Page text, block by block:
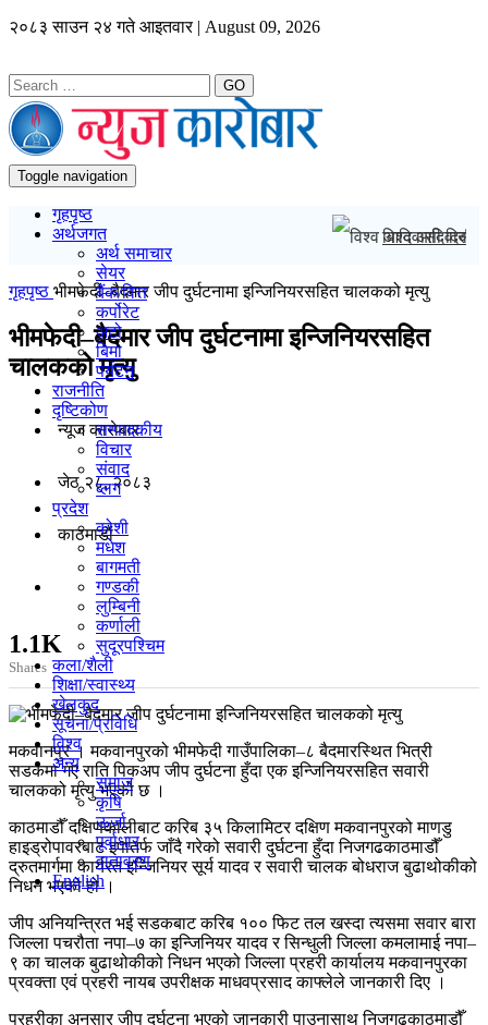
२०८३ साउन २४ गते आइतवार | August 09, 2026
GO
Toggle navigation
गृहपृष्ठ
अर्थजगत
अर्थ समाचार
सेयर
बैंक/वित्त
कर्पोरेट
अटो
बिमा
पर्यटन
राजनीति
दृष्टिकोण
सम्पादकीय
विचार
संवाद
ब्लग
प्रदेश
कोशी
मधेश
बागमती
गण्डकी
लुम्बिनी
कर्णाली
सुदूरपश्चिम
कला/शैली
शिक्षा/स्वास्थ्य
खेलकुद
सूचना/प्रविधि
विश्व
अन्य
समाज
कृषि
ऊर्जा
पूर्वाधार
वातावरण
English
विश्व आदिवासी
गृहपृष्ठ भीमफेदी–बैदमार जीप दुर्घटनामा इन्जिनियरसहित चालकको मृत्यु
भीमफेदी–बैदमार जीप दुर्घटनामा इन्जिनियरसहित
चालकको मृत्यु
न्यूज काराेबार
जेठ २८, २०८३
काठमाडाैं
1.1K
Shares
मकवानपुर । मकवानपुरको भीमफेदी गाउँपालिका–८ बैदमारस्थित भित्री
सडकमा गए राति पिकअप जीप दुर्घटना हुँदा एक इन्जिनियरसहित सवारी
चालकको मृत्यु भएको छ ।
काठमाडौँ दक्षिणकालीबाट करिब ३५ किलामिटर दक्षिण मकवानपुरको माणडु
हाइड्रोपावरबाट इपातर्फ जाँदै गरेको सवारी दुर्घटना हुँदा निजगढकाठमाडौँ
द्रुतमार्गमा कार्यरत इन्जिनियर सूर्य यादव र सवारी चालक बोधराज बुढाथोकीको
निधन भएको हो ।
जीप अनियन्त्रित भई सडकबाट करिब १०० फिट तल खस्दा त्यसमा सवार बारा
जिल्ला पचरौता नपा–७ का इन्जिनियर यादव र सिन्धुली जिल्ला कमलामाई नपा–
९ का चालक बुढाथोकीको निधन भएको जिल्ला प्रहरी कार्यालय मकवानपुरका
प्रवक्ता एवं प्रहरी नायब उपरीक्षक माधवप्रसाद काफ्लेले जानकारी दिए ।
प्रहरीका अनुसार जीप दुर्घटना भएको जानकारी पाउनासाथ निजगढकाठमाडौँ